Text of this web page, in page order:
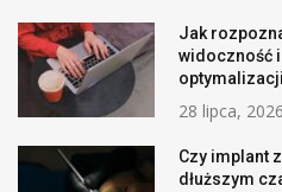
Jak
widoczność
28 lipca, 2026
Czy implant
dłuższym